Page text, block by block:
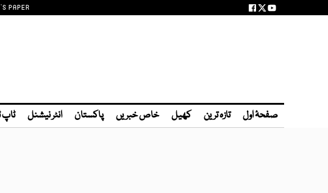
PAPER
صفحۂ اول تازہ ترین کھیل خاص خبریں پاکستان انٹر نیشنل ٹاپ